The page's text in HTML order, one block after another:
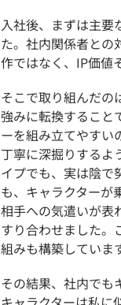
入社後、まずは主要
た。社内関係者との
作ではなく、 IP価値
そこで取り組んだの
強みに転換すること
ーを組み立てやすい
丁寧に深掘りするよ
イプでも、実は陰で
も、キャラクターが
相手への気遣いが表
すり合わせました。
組みも構築していま
その結果、社内でも